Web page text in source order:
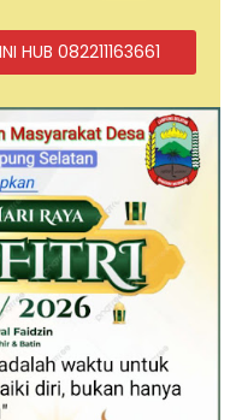
HUB 082211163661